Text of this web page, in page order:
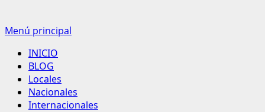
Menú principal
INICIO
BLOG
Locales
Nacionales
Internacionales